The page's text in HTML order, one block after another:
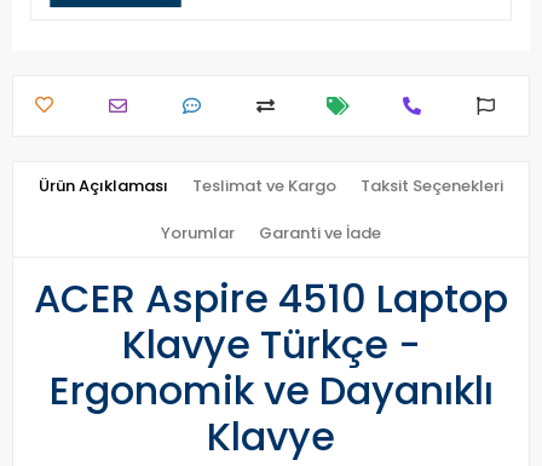
Ürün Açıklaması Teslimat ve Kargo Taksit Seçenekleri
Yorumlar Garanti ve İade
ACER Aspire 4510 Laptop
Klavye Türkçe -
Ergonomik ve Dayanıklı
Klavye